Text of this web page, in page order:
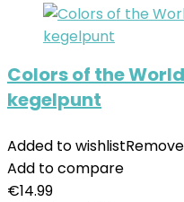
Colors of the
kegelpunt
Added to wishlist
Add to compare
€14.99